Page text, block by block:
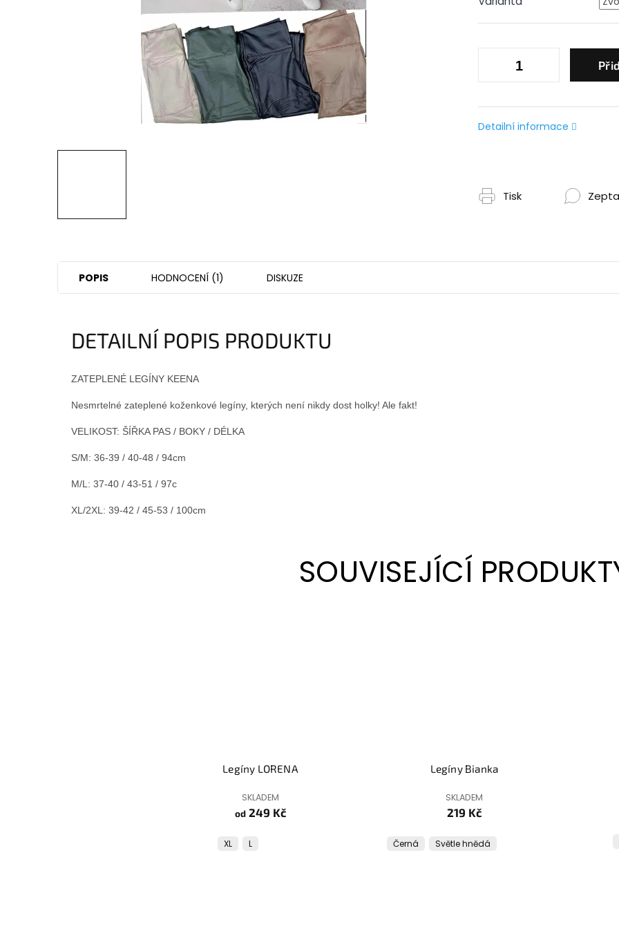
Detailní informace
Tisk
POPIS HODNOCENÍ (1) DISKUZE
DETAILNÍ POPIS PRODUKTU
ZATEPLENÉ LEGÍNY KEENA
Nesmrtelné zateplené koženkové legíny, kterých není nikdy dost holky! Ale fakt!
VELIKOST: ŠÍŘKA PAS / BOKY / DÉLKA
S/M: 36-39 / 40-48 / 94cm
M/L: 37-40 / 43-51 / 97c
XL/2XL: 39-42 / 45-53 / 100cm
SOUVISEJÍCÍ
Legíny LORENA
SKLADEM
od249 Kč
XL L
Legíny Bianka
SKLADEM
219 Kč
Černá Světle hnědá